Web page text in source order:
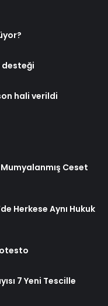
desteği
hali verildi
Ceset
Herkese Aynı Hukuk
7 Yeni Tescille